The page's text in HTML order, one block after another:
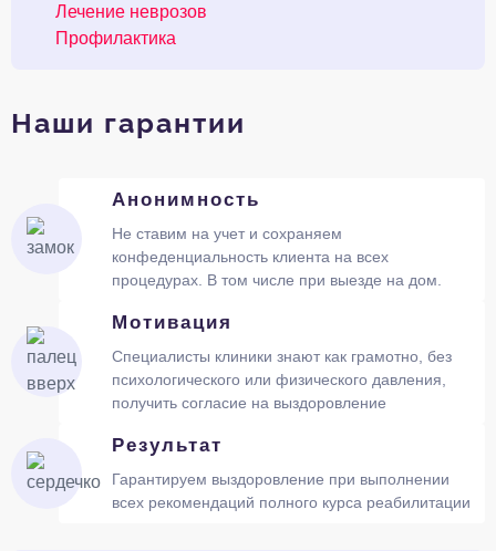
Лечение неврозов
Профилактика
Наши гарантии
Анонимность
Не ставим на учет и сохраняем
конфеденциальность клиента на всех
процедурах. В том числе при выезде на дом.
Мотивация
Специалисты клиники знают как грамотно, без
психологического или физического давления,
получить согласие на выздоровление
Результат
Гарантируем выздоровление при выполнении
всех рекомендаций полного курса реабилитации